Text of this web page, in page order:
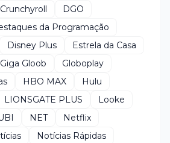
Crunchyroll
DGO
da Programação
Disney Plus
Estrela da Casa
Giga Gloob
Globoplay
HBO MAX
Hulu
LIONSGATE PLUS
Looke
NET
Netflix
Notícias Rápidas